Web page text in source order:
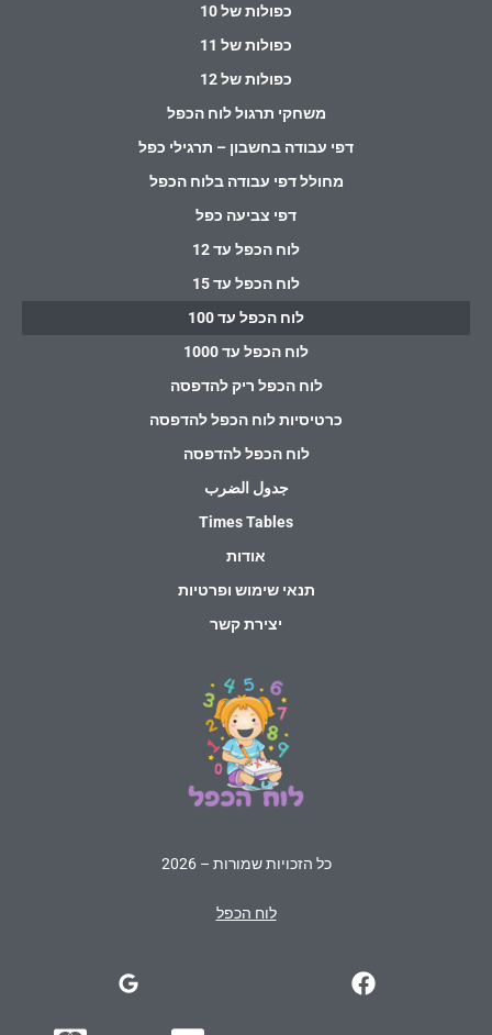
כפולות של 10
כפולות של 11
כפולות של 12
משחקי תרגול לוח הכפל
דפי עבודה בחשבון – תרגילי כפל
מחולל דפי עבודה בלוח הכפל
דפי צביעה כפל
לוח הכפל עד 12
לוח הכפל עד 15
לוח הכפל עד 100
לוח הכפל עד 1000
לוח הכפל ריק להדפסה
כרטיסיות לוח הכפל להדפסה
לוח הכפל להדפסה
جدول الضرب
Times Tables
אודות
תנאי שימוש ופרטיות
יצירת קשר
כל הזכויות שמורות – 2026
לוח הכפל